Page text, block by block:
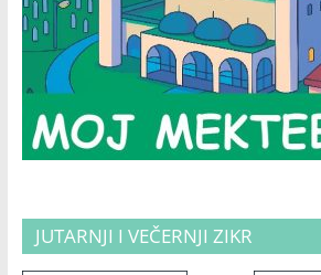
JUTARNJI I VEČERNJI ZIKR